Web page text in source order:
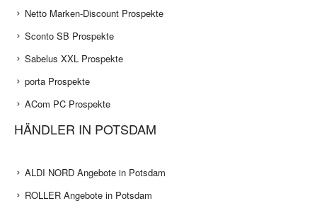
Netto Marken-Discount Prospekte
Sconto SB Prospekte
Sabelus XXL Prospekte
porta Prospekte
ACom PC Prospekte
HÄNDLER IN POTSDAM
ALDI NORD Angebote in Potsdam
ROLLER Angebote in Potsdam